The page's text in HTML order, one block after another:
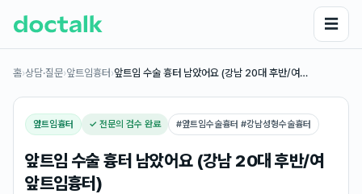
☰
홈›상담·질문›앞트임흉터 ›앞트임 수술 흉터 남았어요 (강남 20대 후반/여…
앞트임흉터 ✓ 전문의 검수 완료 #앞트임수술흉터 #강남성형수술흉터
앞트임 수술 흉터 남았어요 (강남 20대 후반/여
앞트임흉터)